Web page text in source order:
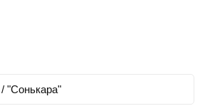
/ "Сонькара"